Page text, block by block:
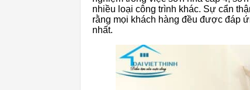
nhiều loại công trình khác. Sự cẩn
rằng mọi khách hàng đều được đáp
nhất.